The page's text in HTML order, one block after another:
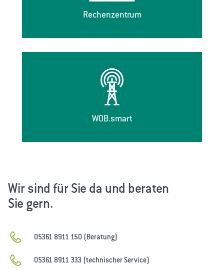
Rechenzentrum
WOB.smart
Wir sind für Sie da und beraten
Sie gern.
05361 8911 150 (Beratung)
05361 8911 333 (technischer Service)